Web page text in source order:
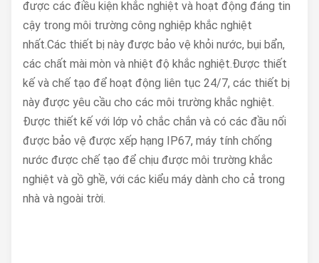
được các điều kiện khắc nghiệt và hoạt động đáng tin
cậy trong môi trường công nghiệp khắc nghiệt
nhất.Các thiết bị này được bảo vệ khỏi nước, bụi bẩn,
các chất mài mòn và nhiệt độ khắc nghiệt.Được thiết
kế và chế tạo để hoạt động liên tục 24/7, các thiết bị
này được yêu cầu cho các môi trường khắc nghiệt.
Được thiết kế với lớp vỏ chắc chắn và có các đầu nối
được bảo vệ được xếp hạng IP67, máy tính chống
nước được chế tạo để chịu được môi trường khắc
nghiệt và gồ ghề, với các kiểu máy dành cho cả trong
nhà và ngoài trời.